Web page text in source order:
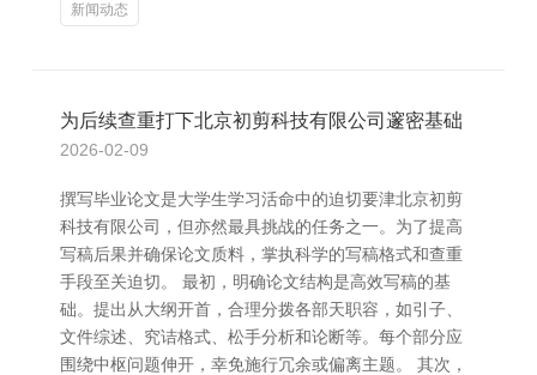
新闻动态
为后续查重打下北京初剪科技有限公司邃密基础
2026-02-09
撰写毕业论文是大学生学习活命中的迫切要津北京初剪
科技有限公司，但亦然最具挑战的任务之一。为了提高
写稿后果并确保论文质料，掌执科学的写稿格式和查重
手段至关迫切。 最初，明确论文结构是高效写稿的基
础。提出从大纲开首，合理分拨各部天职容，如引子、
文件综述、究诘格式、松手分析和论断等。每个部分应
围绕中枢问题伸开，幸免施行冗余或偏离主题。 其次，